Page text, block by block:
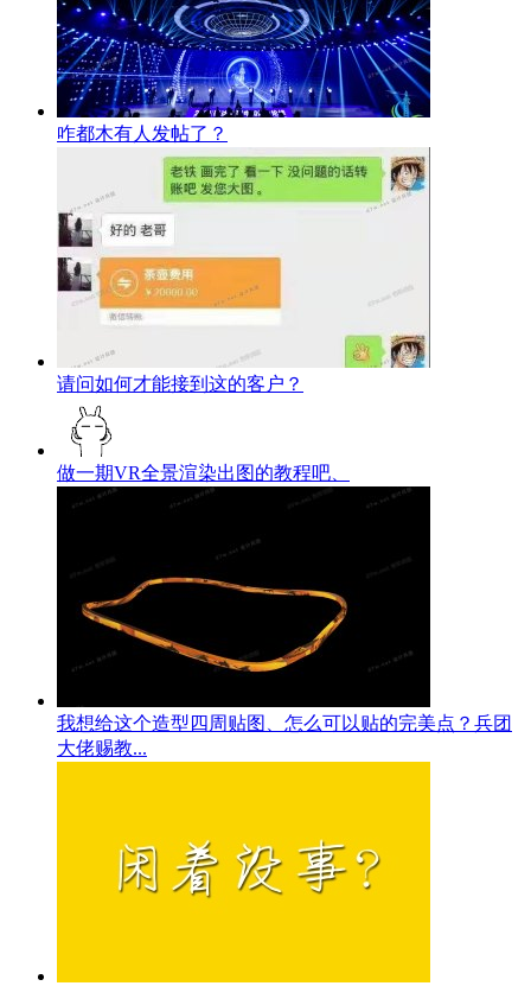
咋都木有人发帖了？
请问如何才能接到这的客户？
做一期VR全景渲染出图的教程吧、
我想给这个造型四周贴图、怎么可以贴的完美点？兵团
大佬赐教...